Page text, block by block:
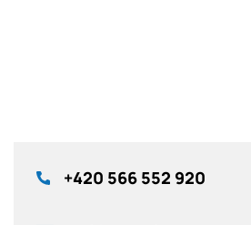
+420 566 552 920